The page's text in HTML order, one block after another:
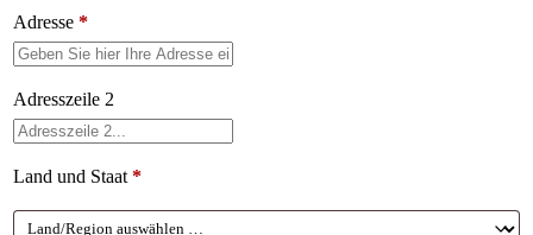
Adresse *
Adresszeile 2
Land und Staat *